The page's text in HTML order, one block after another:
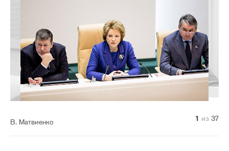
В. Матвиенко 1 из 37
2 из 37
3 из 37
4 из 37
5 из 37
6 из 37
7 из 37
8 из 37
9 из 37
10 из 37
11 из 37
12 из 37
13 из 37
14 из 37
15 из 37
16 из 37
17 из 37
18 из 37
19 из 37
20 из 37
21 из 37
22 из 37
23 из 37
24 из 37
25 из 37
26 из 37
27 из 37
28 из 37
29 из 37
30 из 37
31 из 37
32 из 37
33 из 37
34 из 37
35 из 37
36 из 37
37 из 37